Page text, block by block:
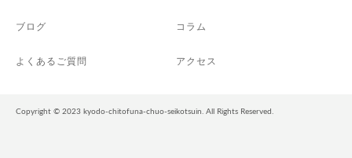
ブログ コラム
よくあるご質問 アクセス
Copyright © 2023 kyodo-chitofuna-chuo-seikotsuin. All Rights Reserved.